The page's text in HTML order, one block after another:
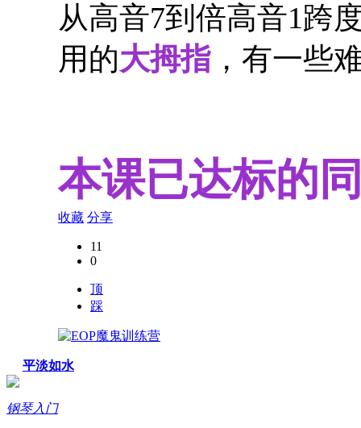
从高音7到倍高音1跨
用的大拇指 ，有一些
本课已达标的
收藏 分享
11
0
顶
踩
平淡如水
钢琴入门